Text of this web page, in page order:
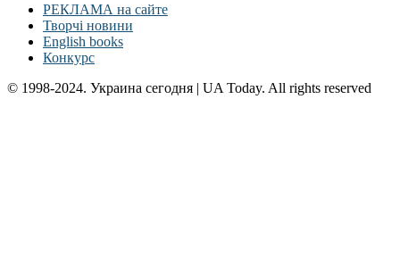
РЕКЛАМА на сайте
Творчі новини
English books
Конкурс
© 1998-2024. Украина сегодня | UA Today. All rights reserved